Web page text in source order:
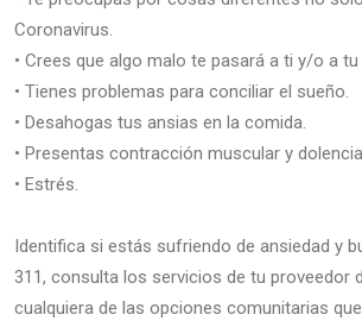
Coronavirus.
• Crees que algo malo te pasará a ti y/o a
• Tienes problemas para conciliar el sueño.
• Desahogas tus ansias en la comida.
• Presentas contracción muscular y
• Estrés.
Identifica si estás sufriendo de ansiedad y
311, consulta los servicios de tu proveedor
cualquiera de las opciones comunitarias